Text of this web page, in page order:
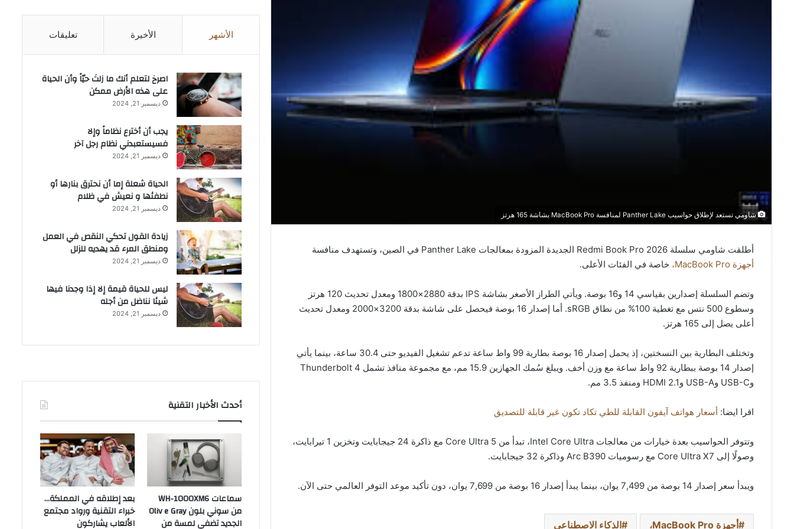
شاومي تستعد لإطلاق حواسيب Panther Lake لمنافسة MacBook Pro بشاشة 165 هرتز
أطلقت شاومي سلسلة Redmi Book Pro 2026 الجديدة المزودة بمعالجات Panther Lake في الصين، وتستهدف منافسة
أجهزة MacBook Pro،
خاصة في الفئات الأعلى.
وتضم السلسلة إصدارين بقياسي 14 و16 بوصة. ويأتي الطراز الأصغر بشاشة IPS بدقة 2880×1800 ومعدل تحديث 120 هرتز
وسطوع 500 نتس مع تغطية 100% من نطاق sRGB. أما إصدار 16 بوصة فيحصل على شاشة بدقة 3200×2000 ومعدل تحديث
أعلى يصل إلى 165 هرتز.
وتختلف البطارية بين النسختين، إذ يحمل إصدار 16 بوصة بطارية 99 واط ساعة تدعم تشغيل الفيديو حتى 30.4 ساعة، بينما يأتي
إصدار 14 بوصة ببطارية 92 واط ساعة مع وزن أخف. ويبلغ سُمك الجهازين 15.9 مم، مع مجموعة منافذ تشمل Thunderbolt 4
وUSB-C وUSB-A وHDMI 2.1 ومنفذ 3.5 مم.
اقرا ايضا: أسعار هواتف آيفون القابلة للطي تكاد تكون غير قابلة للتصديق
وتتوفر الحواسيب بعدة خيارات من معالجات Intel Core Ultra، تبدأ من Core Ultra 5 مع ذاكرة 24 جيجابايت وتخزين 1 تيرابايت،
وصولًا إلى Core Ultra X7 مع رسوميات Arc B390 وذاكرة 32 جيجابايت.
ويبدأ سعر إصدار 14 بوصة من 7,499 يوان، بينما يبدأ إصدار 16 بوصة من 7,699 يوان، دون تأكيد موعد التوفر العالمي حتى الآن.
أجهزة MacBook Pro، الذكاء الاصطناعي
الأشهر الأخيرة تعليقات
‫اصرخ لتعلم أنك ما زلتَ حيّاً وأن الحياة
على هذه الأرض ممكن
ديسمبر 21, 2024
يجب أن أخترع نظاماً وإلا
فسيستعبدني نظام رجل آخر
ديسمبر 21, 2024
الحياة شعلة إما أن نحترق بنارها أو
نطفئها و نعيش في ظلام
ديسمبر 21, 2024
زيادة القول تحكي النقص في العمل
ومنطق المرء قد يهديه للزلل
ديسمبر 21, 2024
ليس للحياة قيمة إلا إذا وجدنا فيها
شيئا نناضل من أجله
ديسمبر 21, 2024
أحدث الأخبار التقنية
سماعات WH-1000XM6
من سوني بلون Oliv e Gray
الجديد تضفي لمسة من
بعد إطلاقه في المملكة…
خبراء التقنية ورواد مجتمع
الألعاب يشاركون